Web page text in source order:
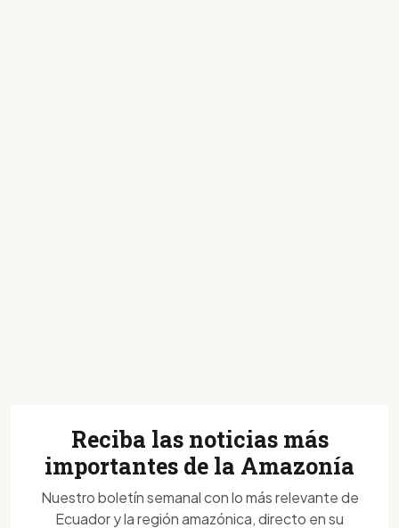
Reciba las noticias más
importantes de la Amazonía
Nuestro boletín semanal con lo más relevante de
Ecuador y la región amazónica, directo en su